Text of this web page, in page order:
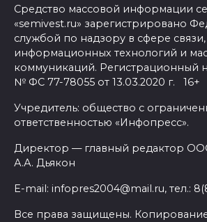
Средство массовой информации
«semivest.ru» зарегистрировано
службой по надзору в сфере связи,
информационных технологий и
коммуникаций. Регистрационный
№ ФС 77-78055 от 13.03.2020 г. 16+
Учредитель: общество с
ответственностью «Инфопресс».
Директор — главный редактор
А.А. Дьякон
E-mail: infopres2004@mail.ru, тел.:
Все права защищены.